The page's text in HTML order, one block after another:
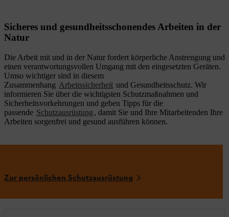
Sicheres und gesundheitsschonendes Arbeiten in der
Natur
Die Arbeit mit und in der Natur fordert körperliche Anstrengung und
einen verantwortungsvollen Umgang mit den eingesetzten Geräten.
Umso wichtiger sind in diesem
Zusammenhang Arbeitssicherheit und Gesundheitsschutz. Wir
informieren Sie über die wichtigsten Schutzmaßnahmen und
Sicherheitsvorkehrungen und geben Tipps für die
passende Schutzausrüstung , damit Sie und Ihre Mitarbeitenden Ihre
Arbeiten sorgenfrei und gesund ausführen können.
Zur persönlichen Schutzausrüstung